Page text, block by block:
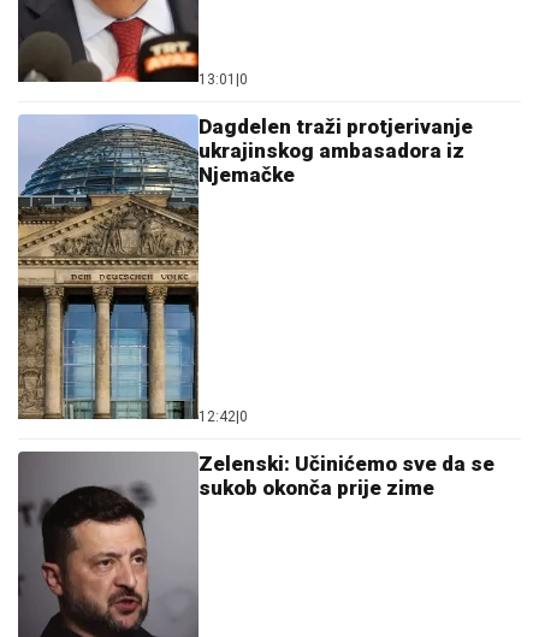
13:01 0
Dagdelen traži protjerivanje
ukrajinskog ambasadora iz
Njemačke
12:42 0
Zelenski: Učinićemo sve da se
sukob okonča prije zime